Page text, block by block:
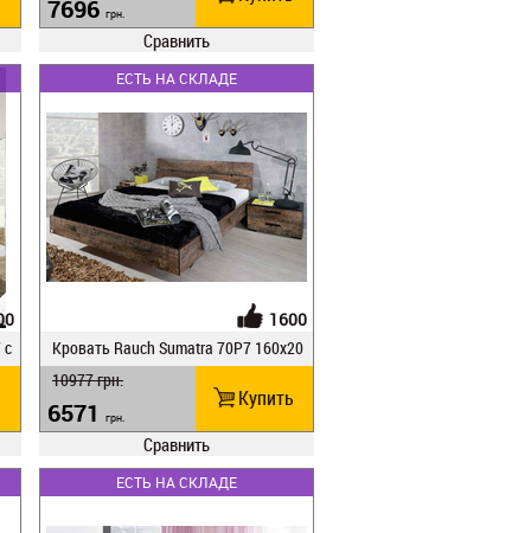
7696 грн.
Сравнить
c
ЕСТЬ НА СКЛАДЕ
1600
Кровать Rauch Sumatra 70P7 160x20
0 / BG 60
10977грн.
6571 грн.
Купить
Сравнить
ЕСТЬ НА СКЛАДЕ